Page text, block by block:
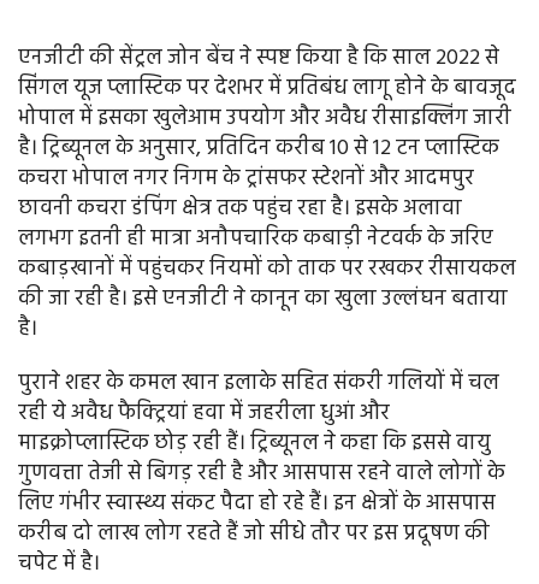
एनजीटी की सेंट्रल जोन बेंच ने स्पष्ट किया है कि साल 2022 से
सिंगल यूज प्लास्टिक पर देशभर में प्रतिबंध लागू होने के बावजूद
भोपाल में इसका खुलेआम उपयोग और अवैध रीसाइक्लिंग जारी
है। ट्रिब्यूनल के अनुसार, प्रतिदिन करीब 10 से 12 टन प्लास्टिक
कचरा भोपाल नगर निगम के ट्रांसफर स्टेशनों और आदमपुर
छावनी कचरा डंपिंग क्षेत्र तक पहुंच रहा है। इसके अलावा
लगभग इतनी ही मात्रा अनौपचारिक कबाड़ी नेटवर्क के जरिए
कबाड़खानों में पहुंचकर नियमों को ताक पर रखकर रीसायकल
की जा रही है। इसे एनजीटी ने कानून का खुला उल्लंघन बताया
है।
पुराने शहर के कमल खान इलाके सहित संकरी गलियों में चल
रही ये अवैध फैक्ट्रियां हवा में जहरीला धुआं और
माइक्रोप्लास्टिक छोड़ रही हैं। ट्रिब्यूनल ने कहा कि इससे वायु
गुणवत्ता तेजी से बिगड़ रही है और आसपास रहने वाले लोगों के
लिए गंभीर स्वास्थ्य संकट पैदा हो रहे हैं। इन क्षेत्रों के आसपास
करीब दो लाख लोग रहते हैं जो सीधे तौर पर इस प्रदूषण की
चपेट में है।